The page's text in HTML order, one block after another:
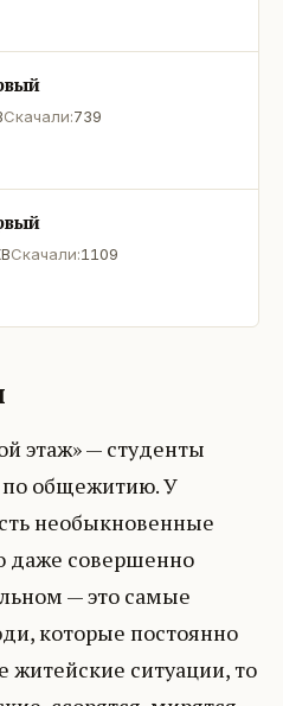
Скачали:739
Скачали:1109
этаж» — студенты
по общежитию. У
необыкновенные
даже совершенно
— это самые
которые постоянно
житейские ситуации, то